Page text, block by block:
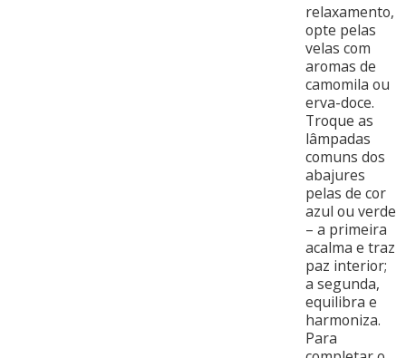
relaxamento,
opte pelas
velas com
aromas de
camomila ou
erva-doce.
Troque as
lâmpadas
comuns dos
abajures
pelas de cor
azul ou verde
– a primeira
acalma e traz
paz interior;
a segunda,
equilibra e
harmoniza.
Para